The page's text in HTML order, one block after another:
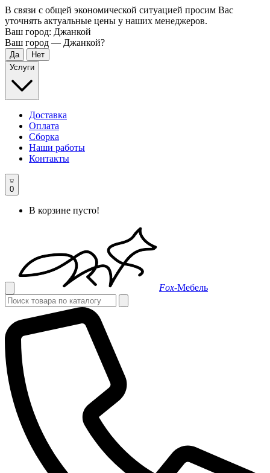
В связи с общей экономической ситуацией просим Вас
уточнять актуальные цены у наших менеджеров.
Ваш город: Джанкой
Ваш город — Джанкой?
Услуги
Доставка
Оплата
Сборка
Наши работы
Контакты
0
В корзине пусто!
Fox-Мебель